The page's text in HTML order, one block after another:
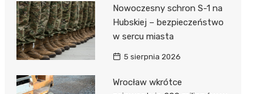
miasta
Nowoczesny schron S-1 na
Hubskiej – bezpieczeństwo
w sercu miasta
5 sierpnia 2026
Wrocław wkrótce